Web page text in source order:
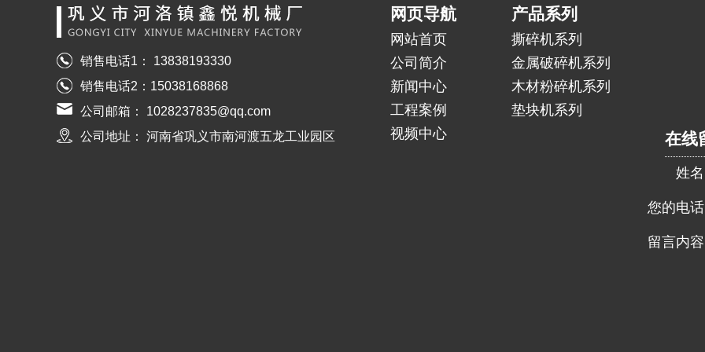
销售电话1： 13838193330
销售电话2：15038168868
公司邮箱： 1028237835@qq.com
公司地址： 河南省巩义市南河渡五龙工业园区
网页导航
网站首页
公司简介
新闻中心
工程案例
视频中心
产品系列
撕碎机系列
金属破碎机系列
木材粉碎机系列
垫块机系列
在线
姓名
您的电话
留言内容